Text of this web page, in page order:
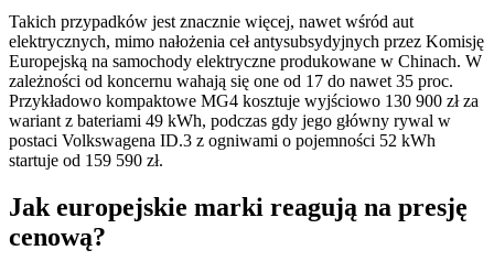
Takich przypadków jest znacznie więcej, nawet wśród aut
elektrycznych, mimo nałożenia ceł antysubsydyjnych przez Komisję
Europejską na samochody elektryczne produkowane w Chinach. W
zależności od koncernu wahają się one od 17 do nawet 35 proc.
Przykładowo kompaktowe MG4 kosztuje wyjściowo 130 900 zł za
wariant z bateriami 49 kWh, podczas gdy jego główny rywal w
postaci Volkswagena ID.3 z ogniwami o pojemności 52 kWh
startuje od 159 590 zł.
Jak europejskie marki reagują na presję
cenową?